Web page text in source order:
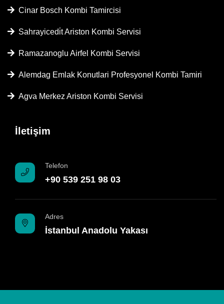
Cinar Bosch Kombi Tamircisi
Sahrayicedi̇t Ariston Kombi Servisi
Ramazanoglu Airfel Kombi Servisi
Alemdag Emlak Konutlari Profesyonel Kombi Tamiri
Agva Merkez Ariston Kombi Servisi
İletişim
Telefon
+90 539 251 98 03
Adres
İstanbul Anadolu Yakası